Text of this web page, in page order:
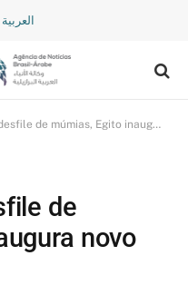
العربية
de múmias, Egito inaugura novo museu
de
novo